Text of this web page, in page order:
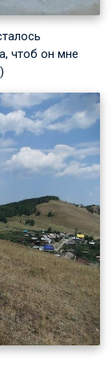
чтоб он мне